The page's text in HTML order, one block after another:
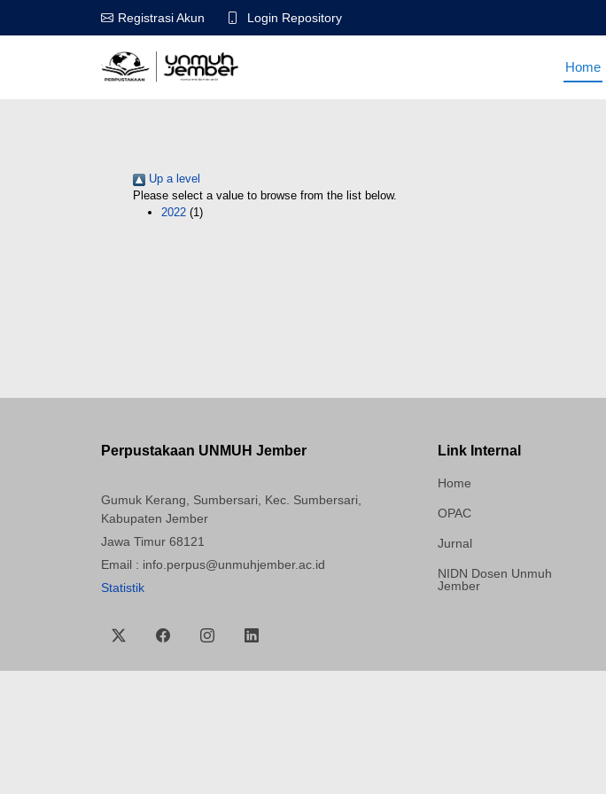
Registrasi Akun Login Repository
Home
Up a level
Please select a value to browse from the list below.
2022 (1)
Perpustakaan UNMUH Jember
Gumuk Kerang, Sumbersari, Kec. Sumbersari,
Kabupaten Jember
Jawa Timur 68121
Email : info.perpus@unmuhjember.ac.id
Statistik
Link Internal
Home
OPAC
Jurnal
NIDN Dosen Unmuh
Jember